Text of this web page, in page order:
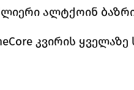
ალტქოინ
კვირის